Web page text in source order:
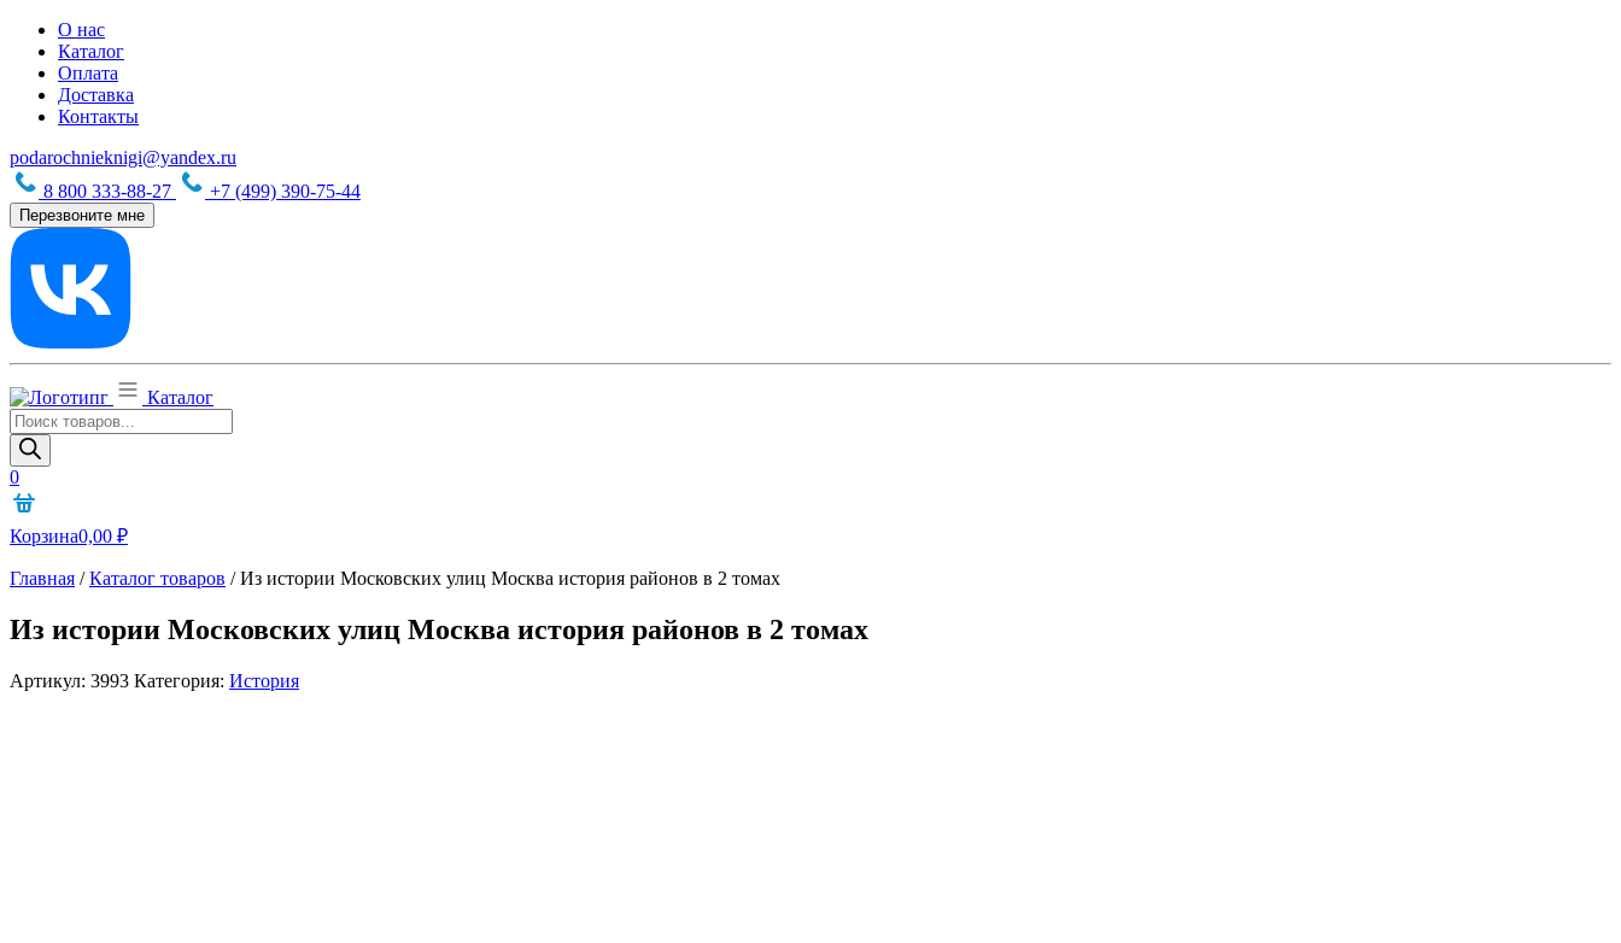
О нас
Каталог
Оплата
Доставка
Контакты
podarochnieknigi@yandex.ru
8 800 333-88-27
+7 (499) 390-75-44
Перезвоните мне
Каталог
Поиск
товаров
0
Корзина0,00 ₽
Главная /Каталог товаров /Из истории Московских улиц Москва история районов в 2 томах
Из истории Московских улиц Москва история районов в 2 томах
Артикул: 3993 Категория: История